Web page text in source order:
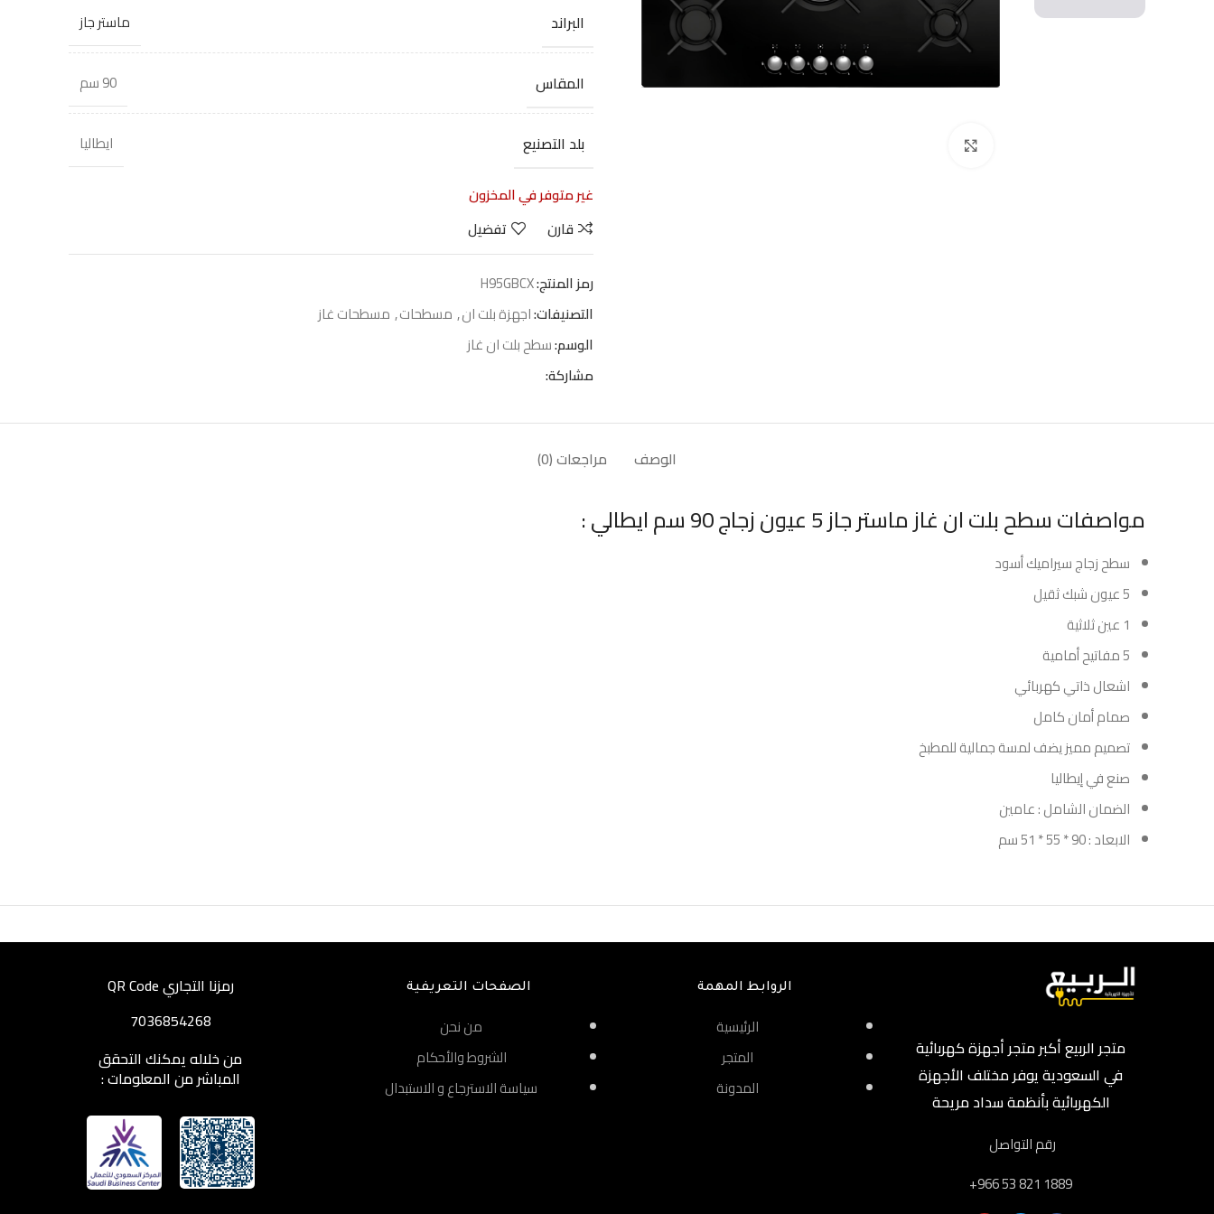
البراند ماستر جاز
المقاس 90 سم
بلد التصنيع
ايطاليا
غير متوفر في المخزون
قارن
تفضيل
رمز المنتج:H95GBCX
التصنيفات:اجهزة بلت ان, مسطحات, مسطحات غاز
الوسم:سطح بلت ان غاز
مشاركة:
الوصف مراجعات (0)
مواصفات سطح بلت ان غاز ماستر جاز 5 عيون زجاج 90 سم ايطالي :
سطح زجاج سيراميك أسود
5 عيون شبك ثقيل
1 عين ثلاثية
5 مفاتيح أمامية
اشعال ذاتي كهربائي
صمام أمان كامل
تصميم مميز يضف لمسة جمالية للمطبخ
صنع في إيطاليا
الضمان الشامل : عامين
الابعاد : 90 * 55 * 51 سم
متجر الربيع أكبر متجر أجهزة كهربائية
في السعودية يوفر مختلف الأجهزة
الكهربائية بأنظمة سداد مريحة
رقم التواصل
‎+966 53 821 1889
الروابط المهمة
الرئيسية
المتجر
المدونة
الصفحات التعريفية
من نحن
الشروط والأحكام
سياسة الاسترجاع و الاستبدال
رمزنا التجاري QR Code
7036854268
من خلاله يمكنك التحقق
المباشر من المعلومات :